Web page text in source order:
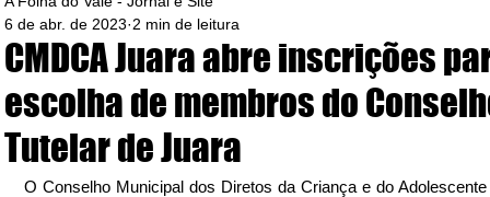
CMDCA Juara abre inscrições
escolha de membros do
Tutelar de Juara
6 de abr. de 2023 2 min de leitura
O Conselho Municipal dos Diretos da Criança e do